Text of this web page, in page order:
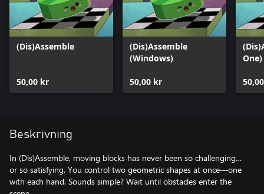
(Dis)Assemble
50,00 kr
(Dis)Assemble
(Windows)
50,00 kr
One)
Beskrivning
In (Dis)Assemble, moving blocks has never been so challenging…
or so satisfying. You control two geometric shapes at once—one
with each hand. Sounds simple? Wait until obstacles enter the